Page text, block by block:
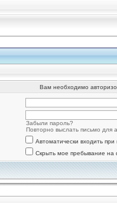
Вам необходимо
Забыли пароль?
Повторно выслать письмо для
Автоматически входить
Скрыть мое пребывание на